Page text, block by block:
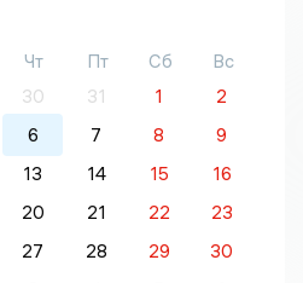
Чт Пт Сб
Вс
30 31 1
2
6 7 8
9
13 14 15
16
20 21 22
23
27 28 29
30